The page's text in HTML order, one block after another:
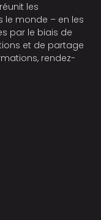
les
le monde – en les
par le biais de
et de partage
rendez-